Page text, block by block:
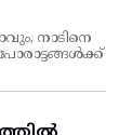
നാടിനെ